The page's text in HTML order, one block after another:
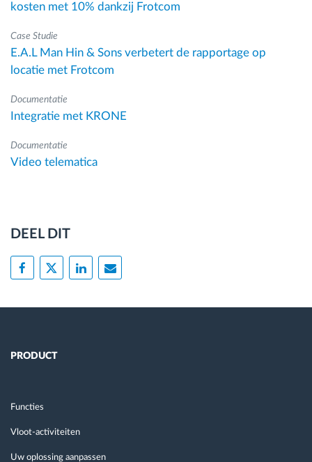
kosten met 10% dankzij Frotcom
Case Studie
E.A.L Man Hin & Sons verbetert de rapportage op
locatie met Frotcom
Documentatie
Integratie met KRONE
Documentatie
Video telematica
DEEL DIT
PRODUCT
Functies
Vloot-activiteiten
Uw oplossing aanpassen